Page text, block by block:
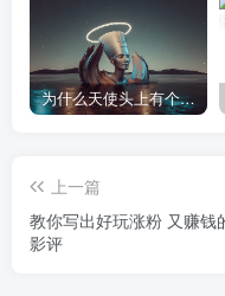
为什么天使头上有个圈？
上一篇
教你写出好玩涨粉 又赚钱
影评